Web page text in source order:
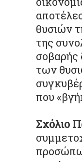
θυσιών
της
σοβαρής
των
που
Σχόλιο